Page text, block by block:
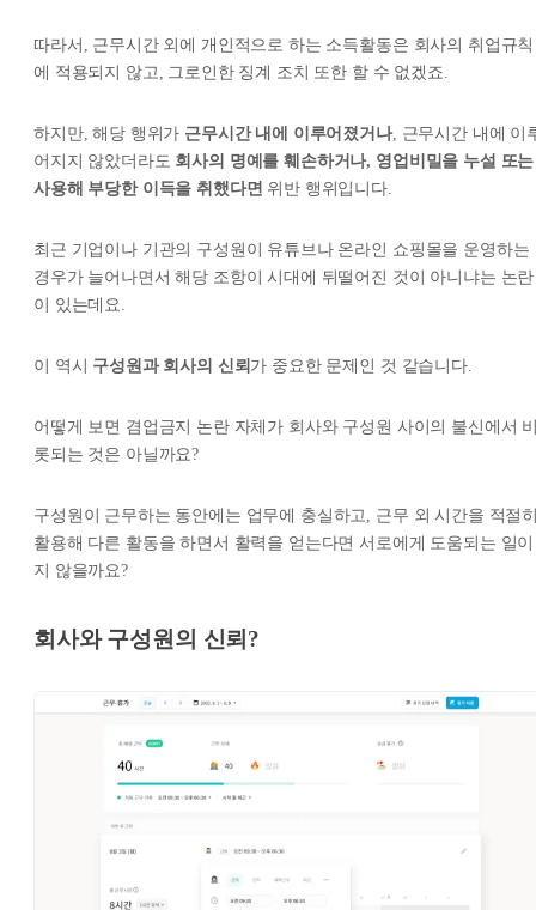
따라서, 근무시간 외에 개인적으로 하는 소득활동은 회사의 취업규칙
에 적용되지 않고, 그로인한 징계 조치 또한 할 수 없겠죠.
하지만, 해당 행위가 근무시간 내에 이루어졌거나, 근무시간 내에 이
어지지 않았더라도 회사의 명예를 훼손하거나, 영업비밀을 누설 또는
사용해 부당한 이득을 취했다면 위반 행위입니다.
최근 기업이나 기관의 구성원이 유튜브나 온라인 쇼핑몰을 운영하는
경우가 늘어나면서 해당 조항이 시대에 뒤떨어진 것이 아니냐는 논란
이 있는데요.
이 역시 구성원과 회사의 신뢰 가 중요한 문제인 것 같습니다.
어떻게 보면 겸업금지 논란 자체가 회사와 구성원 사이의 불신에서
롯되는 것은 아닐까요?
구성원이 근무하는 동안에는 업무에 충실하고, 근무 외 시간을 적절
활용해 다른 활동을 하면서 활력을 얻는다면 서로에게 도움되는 일이
지 않을까요?
회사와 구성원의 신뢰?